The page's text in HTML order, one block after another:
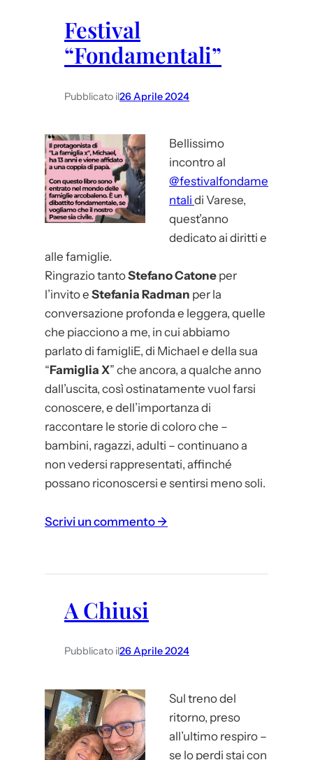
a
i
b
e
r
t
à
a
o
m
a
Festival
“Fondamentali”
Pubblicato il26 Aprile 2024
Bellissimo
incontro al
@festivalfondame
ntali di Varese,
quest’anno
dedicato ai diritti e
alle famiglie.
Ringrazio tantoStefano Catone per
l’invito e Stefania Radman per la
conversazione profonda e leggera, quelle
che piacciono a me, in cui abbiamo
parlato di famigliE, di Michael e della sua
“Famiglia X” che ancora, a qualche anno
dall’uscita, così ostinatamente vuol farsi
conoscere, e dell’importanza di
raccontare le storie di coloro che –
bambini, ragazzi, adulti – continuano a
non vedersi rappresentati, affinché
possano riconoscersi e sentirsi meno soli.
Scrivi un commento →
a
“
A Chiusi
Pubblicato il26 Aprile 2024
Sul treno del
ritorno, preso
all’ultimo respiro –
se lo perdi stai con